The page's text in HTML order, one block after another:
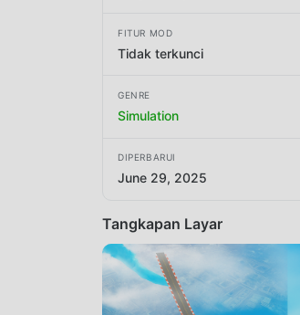
FITUR MOD
Tidak terkunci
GENRE
Simulation
DIPERBARUI
June 29, 2025
Tangkapan Layar